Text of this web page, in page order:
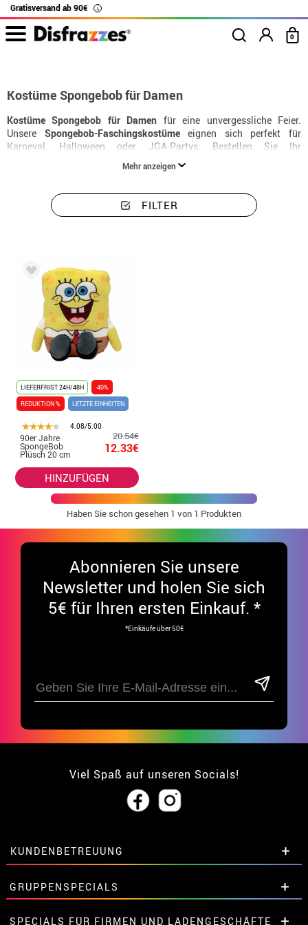
Gratisversand ab 90€ i
0
Kostüme Spongebob für Damen
Kostüme Spongebob für Damen für eine unvergessliche Feier.
Unsere Spongebob-Faschingskostümeeignen sich perfekt für
Karneval, Halloween oder JGA-Partys. Bestellen Sie Ihr
jetzt und erhalten Sie es in 24 Stunden.
Mehr anzeigen
FILTER
LIEFERFRIST 24H/48H
-40%
REDUKTION %
LETZTE EINHEITEN
4.08/5.00
90er Jahre
SpongeBob
Plüsch 20 cm
20.54€
12.33€
HINZUFÜGEN
Haben Sie schon gesehen 1 von 1 Produkten
Abonnieren Sie unsere
Newsletter und holen Sie sich
5€ für Ihren ersten Einkauf. *
*Einkäufe über 50€
Viel Spaß auf unseren Socials!
KUNDENBETREUUNG
• Über uns
• Verkaufskonditionen
• Rechtlicher HinweisundDatenschutz
GRUPPENSPECIALS
Extrarabatte für Gruppen.
SPECIALS FÜR FIRMEN UND LADENGESCHÄFTE